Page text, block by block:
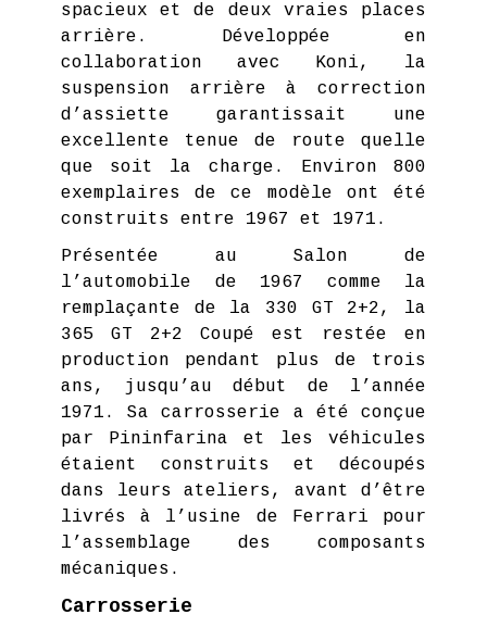
spacieux et de deux vraies places
arrière. Développée en
collaboration avec Koni, la
suspension arrière à correction
d’assiette garantissait une
excellente tenue de route quelle
que soit la charge. Environ 800
exemplaires de ce modèle ont été
construits entre 1967 et 1971.
Présentée au Salon de
l’automobile de 1967 comme la
remplaçante de la 330 GT 2+2, la
365 GT 2+2 Coupé est restée en
production pendant plus de trois
ans, jusqu’au début de l’année
1971. Sa carrosserie a été conçue
par Pininfarina et les véhicules
étaient construits et découpés
dans leurs ateliers, avant d’être
livrés à l’usine de Ferrari pour
l’assemblage des composants
mécaniques.
Carrosserie